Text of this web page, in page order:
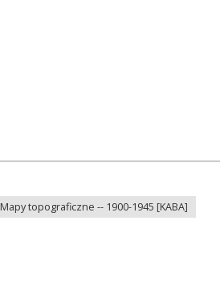
Mapy topograficzne -- 1900-1945 [KABA]